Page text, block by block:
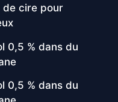
de cire pour
0,5 % dans du
0,5 % dans du